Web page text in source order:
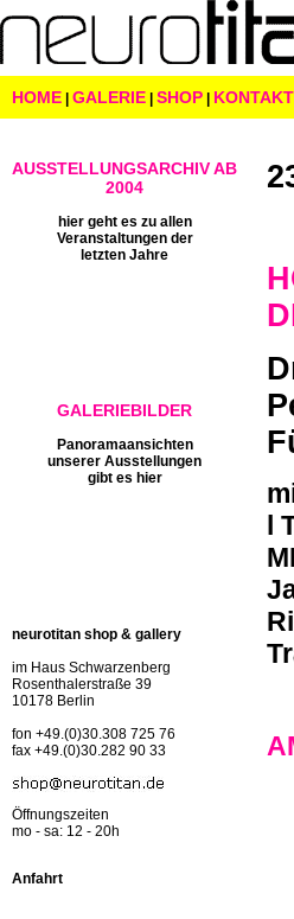
HOME GALERIE SHOP KONTAKT
AUSSTELLUNGSARCHIV AB
2004
hier geht es zu allen
Veranstaltungen der
letzten Jahre
GALERIEBILDER
Panoramaansichten
unserer Ausstellungen
gibt es hier
neurotitan shop & gallery
im Haus Schwarzenberg
Rosenthalerstraße 39
10178 Berlin
fon +49.(0)30.308 725 76
fax +49.(0)30.282 90 33
Öffnungszeiten
mo - sa: 12 - 20h
Anfahrt
l